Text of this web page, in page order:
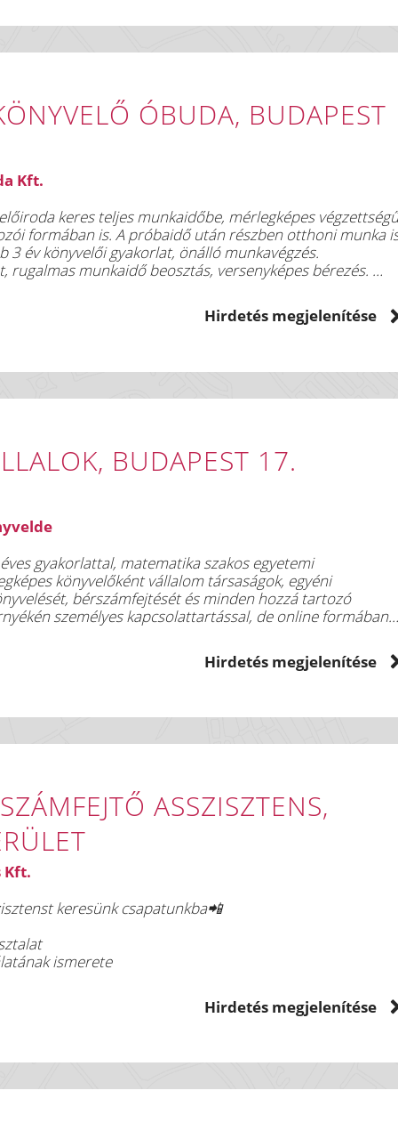
ÓBUDA, BUDAPEST
Kft.
keres teljes munkaidőbe, mérlegképes végzettségű
formában is. A próbaidő után részben otthoni munka
3 év könyvelői gyakorlat, önálló munkavégzés.
rugalmas munkaidő beosztás, versenyképes bérezés.
Hirdetés megjelenítése
BUDAPEST 17.
gyakorlattal, matematika szakos egyetemi
bérszámfejtését és minden hozzá tartozó
személyes kapcsolattartással, de online formában
Hirdetés megjelenítése
ASSZISZTENS,
Kft.
keresünk csapatunkba📲
ismerete
háttér
u. 30
Hirdetés megjelenítése